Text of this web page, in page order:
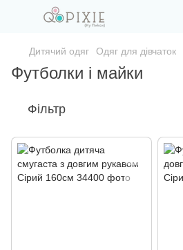
Дитячий одяг Одяг для дівчаток
Футболки і майки
Фільтр